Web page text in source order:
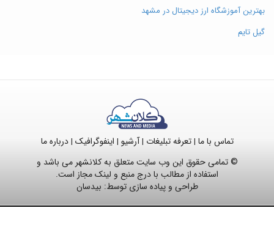
بهترین آموزشگاه ارز دیجیتال در مشهد
گیل تایم
تماس با ما |تعرفه تبلیغات |آرشیو | اینفوگرافیک |درباره ما
© تمامی حقوق این وب سایت متعلق به کلانشهر می باشد و
استفاده از مطالب با درج منبع و لینک مجاز است.
طراحی و پیاده سازی توسط: بیدسان